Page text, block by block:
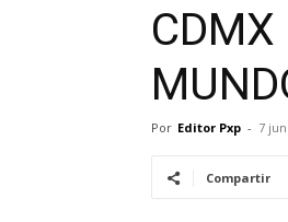
Por Editor Pxp - 7
Compartir